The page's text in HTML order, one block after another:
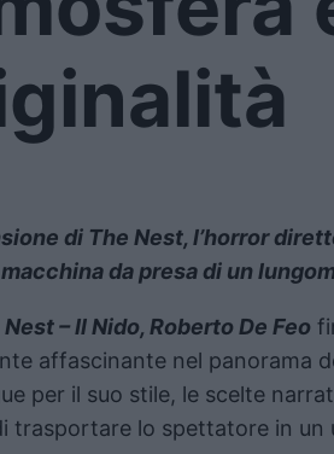
di The Nest, l’horror
da presa di un
Nest – Il Nido, Roberto De Feo
affascinante nel panorama
per il suo stile, le scelte
trasportare lo spettatore in